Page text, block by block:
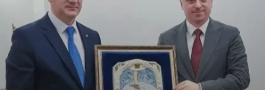
Образование
Общество
Погода
Праздники
Происшествия